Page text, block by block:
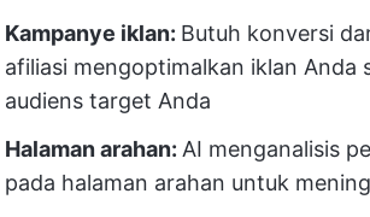
Kampanye iklan: Butuh konversi
afiliasi mengoptimalkan iklan Anda
audiens target Anda
Halaman arahan: AI menganalisis
pada halaman arahan untuk